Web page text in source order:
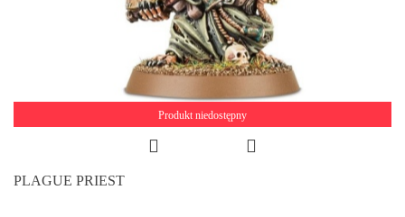
Produkt niedostępny
PLAGUE PRIEST